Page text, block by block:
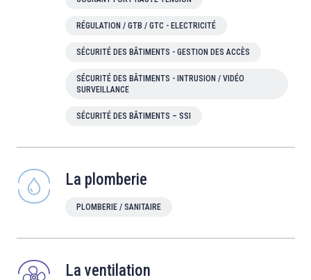
RÉGULATION / GTB / GTC - ELECTRICITÉ
SÉCURITÉ DES BÂTIMENTS - GESTION DES ACCÈS
SÉCURITÉ DES BÂTIMENTS - INTRUSION / VIDÉO
SURVEILLANCE
SÉCURITÉ DES BÂTIMENTS – SSI
La plomberie
PLOMBERIE / SANITAIRE
La ventilation